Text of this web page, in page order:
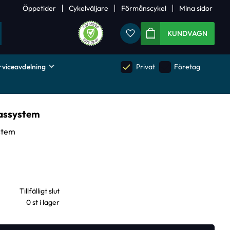
Öppetider Cykelväljare Förmånscykel Mina sidor
FavoriterKUNDVAGN
done Privat Företag
0 st i lager